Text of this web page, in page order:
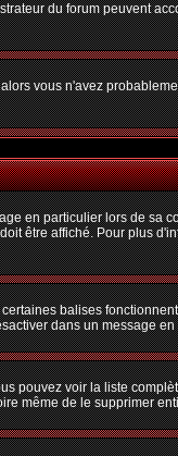
du forum peuvent
vous n'avez
en particulier lors de sa
être affiché. Pour plus
balises
dans un message
pouvez voir la liste
même de le supprimer